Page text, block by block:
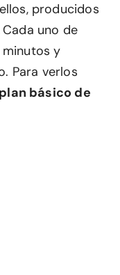
producidos
Cada uno de
y
Para verlos
plan básico de